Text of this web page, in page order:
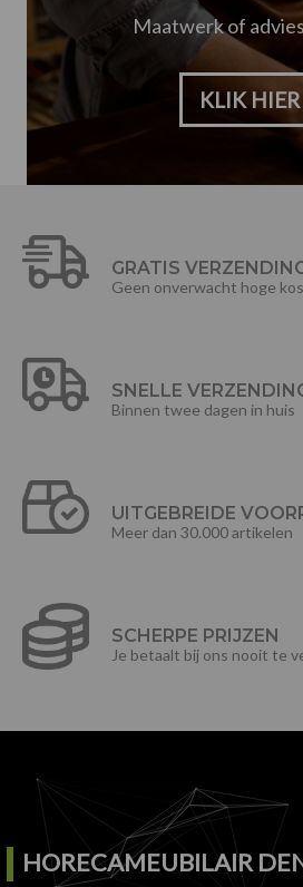
Maatwerk of
KLIK HIER
GRATIS
Geen onverwacht hoge
SNELLE
Binnen twee dagen in huis
UITGEBREIDE
Meer dan 30.000 artikelen
SCHERPE PRIJZEN
Je betaalt bij ons nooit te
HORECAMEUBILAIR